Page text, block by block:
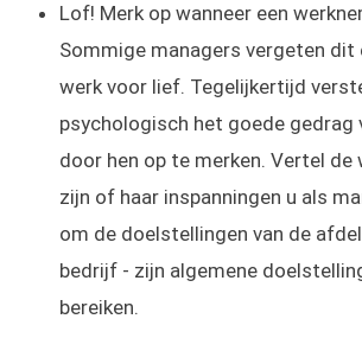
Lof! Merk op wanneer een
Sommige managers vergeten dit
werk voor lief. Tegelijkertijd
psychologisch het goede gedrag
door hen op te merken. Vertel de
zijn of haar inspanningen u als
om de doelstellingen van de
bedrijf - zijn algemene
bereiken.